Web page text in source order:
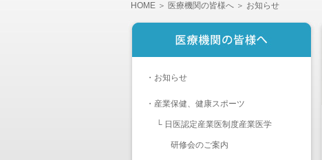
HOME ＞ 医療機関の皆様へ ＞ お知らせ
・ お知らせ
・ 産業保健、健康スポーツ
└ 日医認定産業医制度産業医学
研修会のご案内